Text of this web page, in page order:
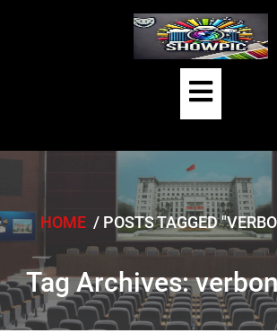
Open
Button
HOME / POSTS TAGGED
Tag Archives: